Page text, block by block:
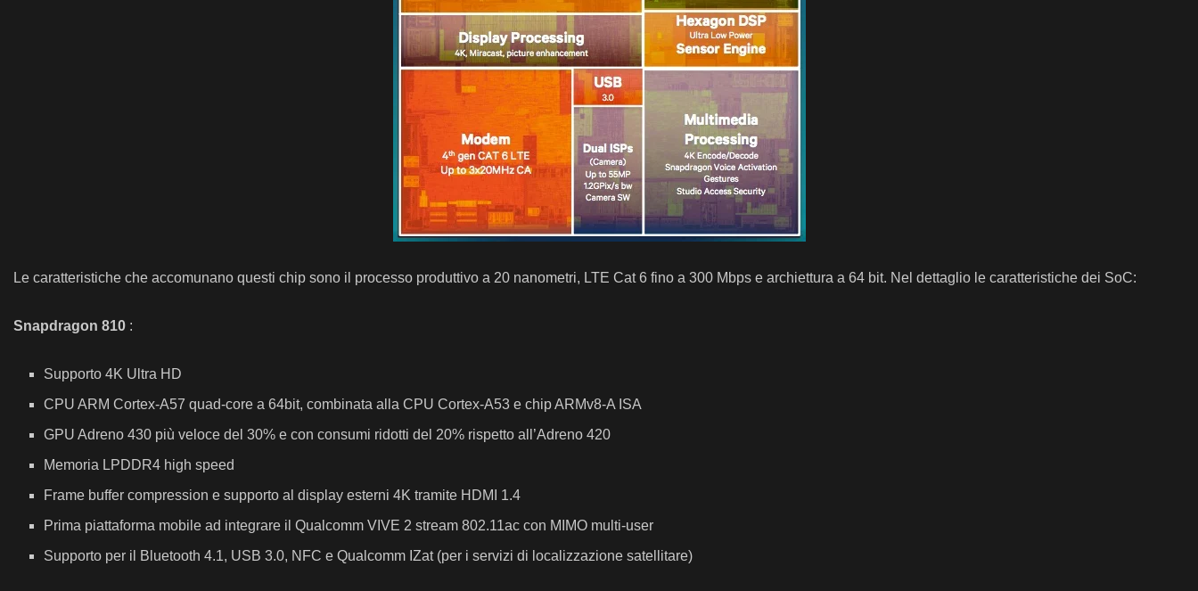
Le caratteristiche che accomunano questi chip sono il processo produttivo a 20 nanometri, LTE Cat 6 fino a 300 Mbps e archiettura a 64 bit. Nel dettaglio le caratteristiche dei SoC:
Snapdragon 810 :
Supporto 4K Ultra HD
CPU ARM Cortex-A57 quad-core a 64bit, combinata alla CPU Cortex-A53 e chip ARMv8-A ISA
GPU Adreno 430 più veloce del 30% e con consumi ridotti del 20% rispetto all’Adreno 420
Memoria LPDDR4 high speed
Frame buffer compression e supporto al display esterni 4K tramite HDMI 1.4
Prima piattaforma mobile ad integrare il Qualcomm VIVE 2 stream 802.11ac con MIMO multi-user
Supporto per il Bluetooth 4.1, USB 3.0, NFC e Qualcomm IZat (per i servizi di localizzazione satellitare)